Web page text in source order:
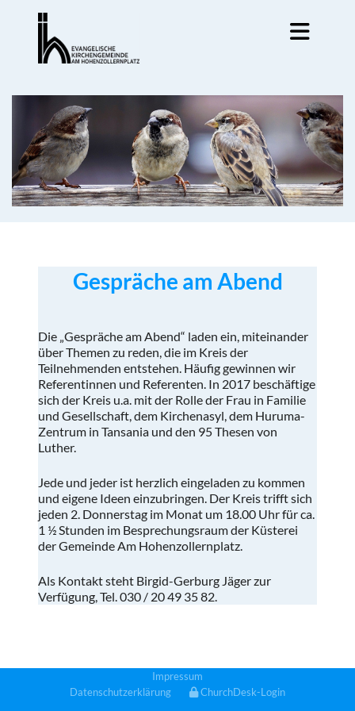
Gespräche am Abend
Die „Gespräche am Abend“ laden ein, miteinander
über Themen zu reden, die im Kreis der
Teilnehmenden entstehen. Häufig gewinnen wir
Referentinnen und Referenten. In 2017 beschäftige
sich der Kreis u.a. mit der Rolle der Frau in Familie
und Gesellschaft, dem Kirchenasyl, dem Huruma-
Zentrum in Tansania und den 95 Thesen von
Luther.
Jede und jeder ist herzlich eingeladen zu kommen
und eigene Ideen einzubringen. Der Kreis trifft sich
jeden 2. Donnerstag im Monat um 18.00 Uhr für ca.
1 ½ Stunden im Besprechungsraum der Küsterei
der Gemeinde Am Hohenzollernplatz.
Als Kontakt steht Birgid-Gerburg Jäger zur
Verfügung, Tel. 030 / 20 49 35 82.
Impressum
Datenschutzerklärung
ChurchDesk-Login